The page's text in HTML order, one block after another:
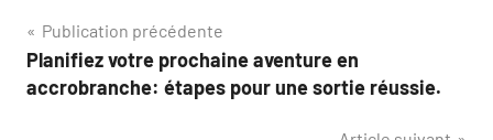
Navigation
de
Publication précédente
Planifiez votre prochaine aventure en
accrobranche: étapes pour une sortie réussie.